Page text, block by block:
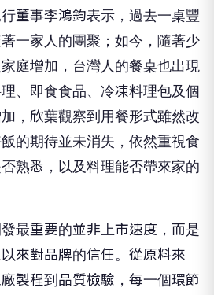
董事李鴻鈞表示，過去一桌豐
一家人的團聚；如今，隨著少
庭增加，台灣人的餐桌也出現
、即食食品、冷凍料理包及個
，欣葉觀察到用餐形式雖然改
的期待並未消失，依然重視食
熟悉，以及料理能否帶來家的
最重要的並非上市速度，而是
來對品牌的信任。從原料來
製程到品質檢驗，每一個環節